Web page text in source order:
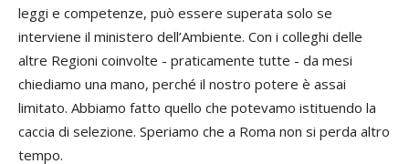
leggi e competenze, può essere superata solo se
interviene il ministero dell’Ambiente. Con i colleghi delle
altre Regioni coinvolte - praticamente tutte - da mesi
chiediamo una mano, perché il nostro potere è assai
limitato. Abbiamo fatto quello che potevamo istituendo la
caccia di selezione. Speriamo che a Roma non si perda altro
tempo.